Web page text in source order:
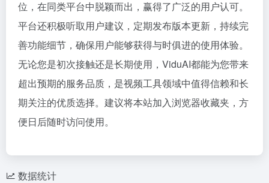
位，在同类平台中脱颖而出，赢得了广泛的用户认可。
平台还积极听取用户建议，定期发布版本更新，持续完
善功能细节，确保用户能够获得与时俱进的使用体验。
无论您是初次接触还是长期使用，ViduAI都能为您带来
超出预期的服务品质，是视频工具领域中值得信赖和长
期关注的优质选择。建议将本站加入浏览器收藏夹，方
便日后随时访问使用。
数据统计